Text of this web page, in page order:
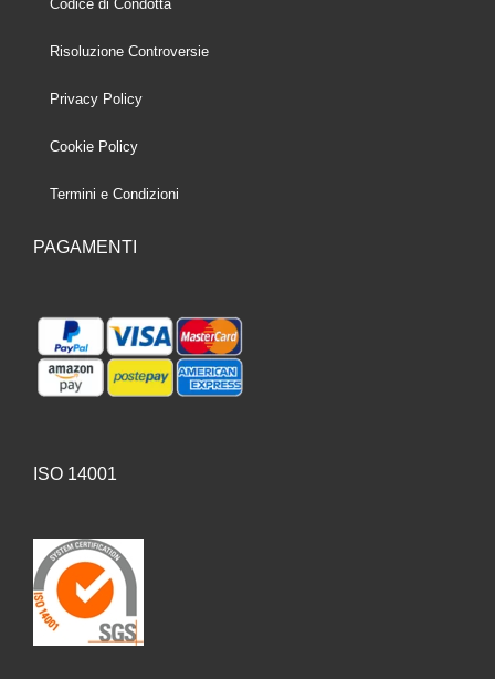
Codice di Condotta
Risoluzione Controversie
Privacy Policy
Cookie Policy
Termini e Condizioni
PAGAMENTI
ISO 14001